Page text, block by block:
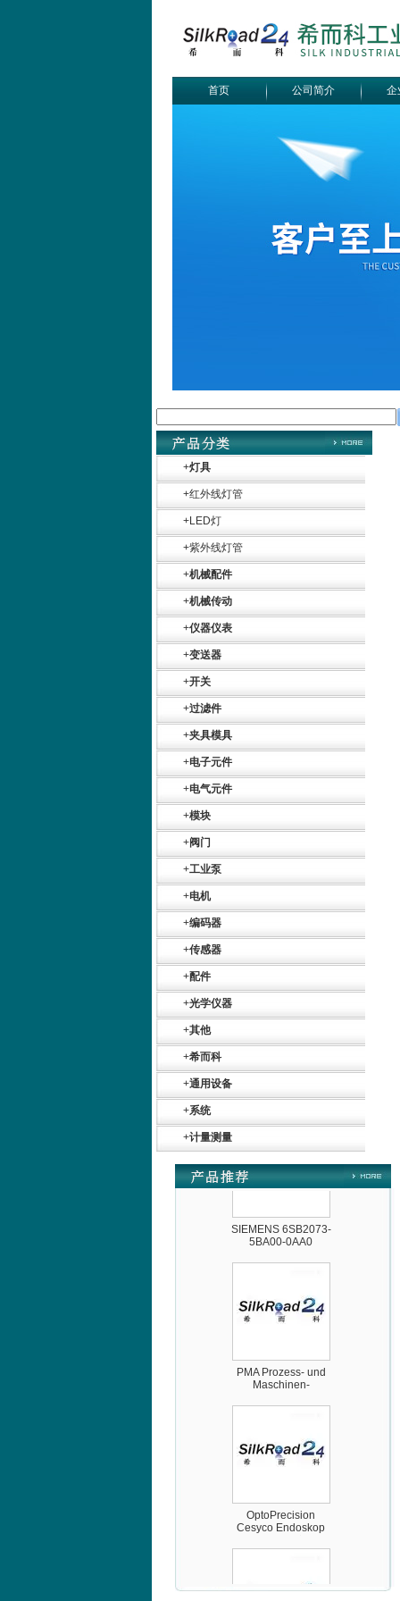
首页 公司简介 企
+灯具
+红外线灯管
+LED灯
+紫外线灯管
+机械配件
+机械传动
+仪器仪表
+变送器
+开关
+过滤件
+夹具模具
+电子元件
+电气元件
+模块
+阀门
+工业泵
+电机
+编码器
+传感器
+配件
+光学仪器
+其他
+希而科
+通用设备
+系统
+计量测量
德国HBM
Automation GmbH
HTO 38 内窥镜